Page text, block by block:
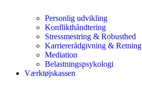
Personlig udvikling
Konflikthåndtering
Stressmestring & Robusthed
Karriererådgivning & Retning
Mediation
Belastningspsykologi
Værktøjskassen